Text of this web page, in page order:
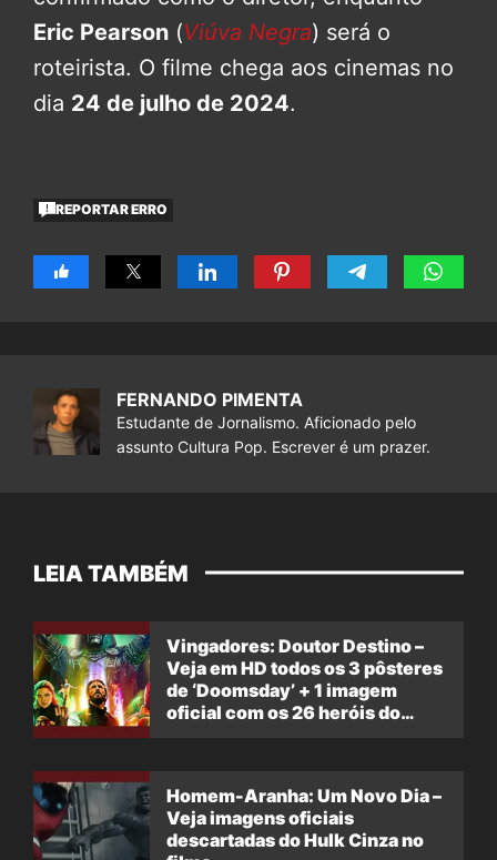
Eric Pearson (Viúva Negra) será o
roteirista. O filme chega aos cinemas no
dia 24 de julho de 2024.
REPORTAR ERRO
FERNANDO PIMENTA
Estudante de Jornalismo. Aficionado pelo
assunto Cultura Pop. Escrever é um prazer.
LEIA TAMBÉM
Vingadores: Doutor Destino –
Veja em HD todos os 3 pôsteres
de ‘Doomsday’ + 1 imagem
oficial com os 26 heróis do
Homem-Aranha: Um Novo Dia –
Veja imagens oficiais
descartadas do Hulk Cinza no